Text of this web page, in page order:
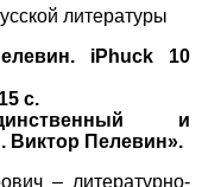
литературы
iPhuck 10
с.
и
Виктор Пелевин».
– литературно-